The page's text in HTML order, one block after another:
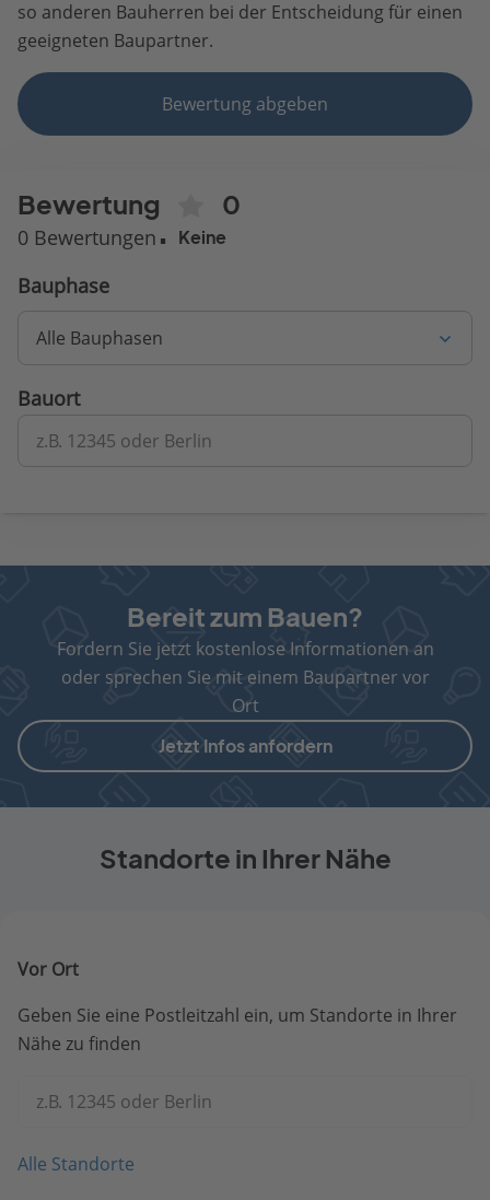
so anderen Bauherren bei der Entscheidung für einen
geeigneten Baupartner.
Bewertung abgeben
Bewertung 0
0 Bewertungen Keine
Bauphase
Alle Bauphasen
Bauort
z.B. 12345 oder Berlin
Bereit zum Bauen?
Fordern Sie jetzt kostenlose Informationen an
oder sprechen Sie mit einem Baupartner vor
Ort
Jetzt Infos anfordern
Standorte in Ihrer Nähe
Vor Ort
Geben Sie eine Postleitzahl ein, um Standorte in Ihrer
Nähe zu finden
z.B. 12345 oder Berlin
Alle Standorte